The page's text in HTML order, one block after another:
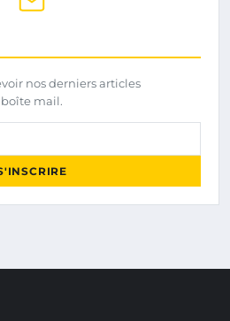
nos derniers articles
mail.